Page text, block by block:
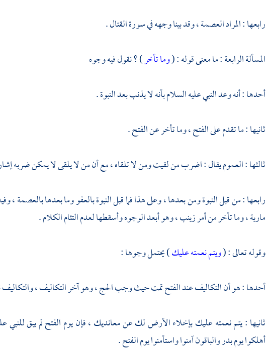
رابعها : المراد العصمة ، وقد بينا وجهه في سورة القتال .
المسألة الرابعة : ما معنى قوله : (وما تأخر) ؟ نقول فيه وجوه
أحدها : أنه وعد النبي عليه السلام بأنه لا يذنب بعد النبوة .
ثانيها : ما تقدم على الفتح ، وما تأخر عن الفتح .
ثالثها : العموم يقال : اضرب من لقيت ومن لا تلقاه ، مع أن من لا يلقى لا يمكن ضربه
رابعها : من قبل النبوة ومن بعدها ، وعلى هذا فما قبل النبوة بالعفو وما بعدها بالعصمة
مارية، وما تأخر من أمرزينب، وهو أبعد الوجوه وأسقطها لعدم التئام الكلام .
وقوله تعالى : (ويتم نعمته عليك) يحتمل وجوها :
أحدها : هو أن التكاليف عند الفتح تمت حيث وجب الحج ، وهو آخر التكاليف ،
ثانيها : يتم نعمته عليك بإخلاء الأرض لك عن معانديك ، فإن يوم الفتح لم يبق للنبي
أهلكوا يومبدروالباقون آمنوا واستأمنوا يوم الفتح .